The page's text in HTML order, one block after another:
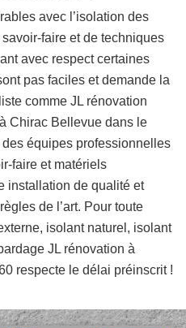
avec l’isolation des
faire et de techniques
avec respect certaines
pas faciles et demande la
comme JL rénovation
Chirac Bellevue dans le
équipes professionnelles
faire et matériels
installation de qualité et
de l’art. Pour toute
isolant naturel, isolant
JL rénovation à
respecte le délai préinscrit !